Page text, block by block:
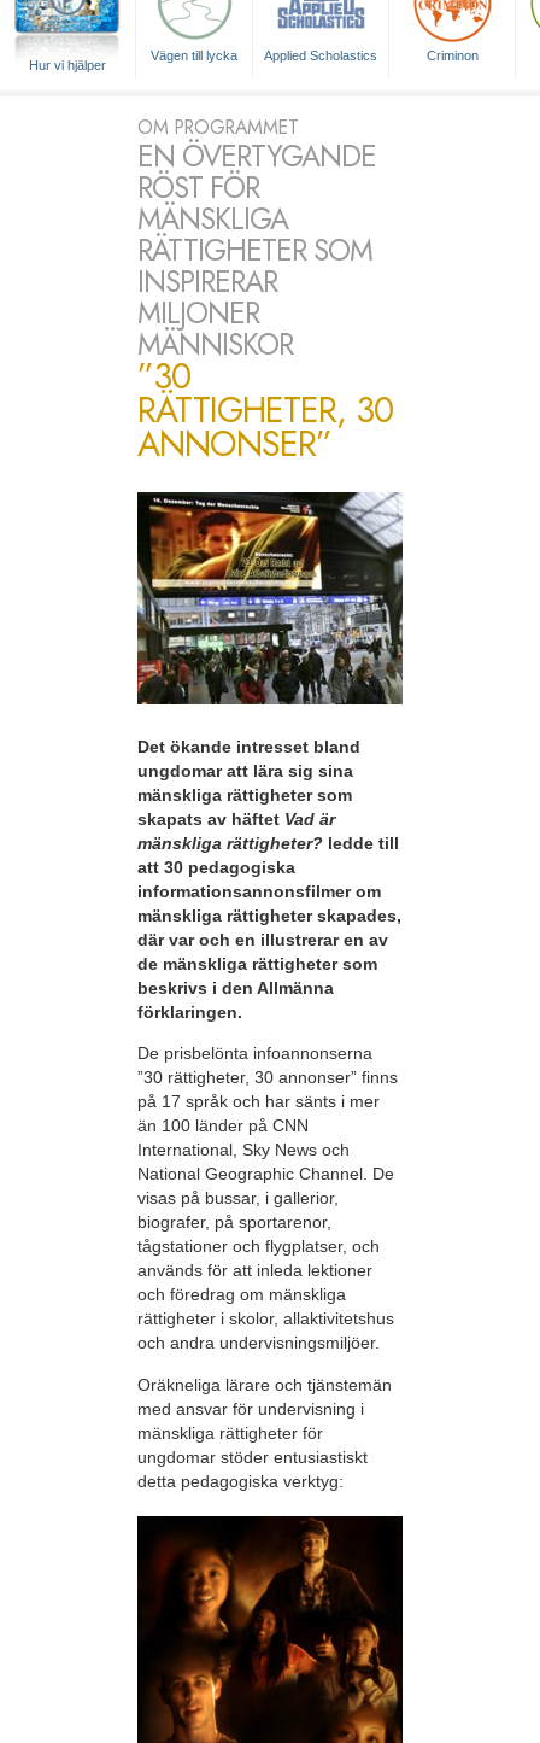
Hur vi hjälper
Vägen till lycka Applied Scholastics Criminon
OM PROGRAMMET
EN ÖVERTYGANDE
RÖST FÖR
MÄNSKLIGA
RÄTTIGHETER SOM
INSPIRERAR
MILJONER
MÄNNISKOR
”30
RÄTTIGHETER, 30
ANNONSER”
Det ökande intresset bland
ungdomar att lära sig sina
mänskliga rättigheter som
skapats av häftet Vad är
mänskliga rättigheter? ledde till
att 30 pedagogiska
informationsannonsfilmer om
mänskliga rättigheter skapades,
där var och en illustrerar en av
de mänskliga rättigheter som
beskrivs i den Allmänna
förklaringen.
De prisbelönta infoannonserna
”30 rättigheter, 30 annonser” finns
på 17 språk och har sänts i mer
än 100 länder på CNN
International, Sky News och
National Geographic Channel. De
visas på bussar, i gallerior,
biografer, på sportarenor,
tågstationer och flygplatser, och
används för att inleda lektioner
och föredrag om mänskliga
rättigheter i skolor, allaktivitetshus
och andra undervisningsmiljöer.
Oräkneliga lärare och tjänstemän
med ansvar för undervisning i
mänskliga rättigheter för
ungdomar stöder entusiastiskt
detta pedagogiska verktyg: